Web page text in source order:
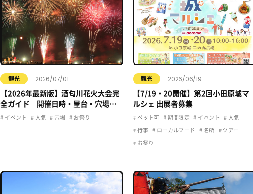
観光 2026/07/01
【2026年最新版】酒匂川花火大会完
全ガイド｜開催日時・屋台・穴場・
駐車場・アクセス情報まとめ
イベント 人気 穴場 お祭り
観光 2026/06/19
【7/19・20開催】第2回小田原城マ
ルシェ 出展者募集
ペット可 期間限定 イベント 人気
行事 ローカルフード 名所 ツアー
お祭り